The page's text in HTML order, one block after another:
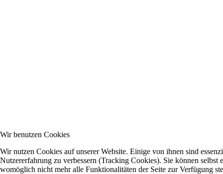
Wir benutzen Cookies
Wir nutzen Cookies auf unserer Website. Einige von ihnen sind
Nutzererfahrung zu verbessern (Tracking Cookies). Sie können
womöglich nicht mehr alle Funktionalitäten der Seite zur Verfügung